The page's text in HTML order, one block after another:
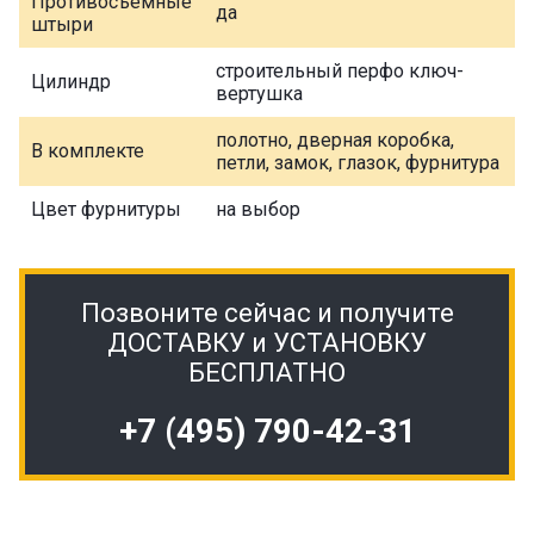
штыри
да
Цилиндр
строительный перфо ключ-
вертушка
В комплекте
полотно, дверная коробка,
петли, замок, глазок, фурнитура
Цвет фурнитуры на выбор
Позвоните сейчас и получите
ДОСТАВКУ и УСТАНОВКУ
БЕСПЛАТНО
+7 (495) 790-42-31